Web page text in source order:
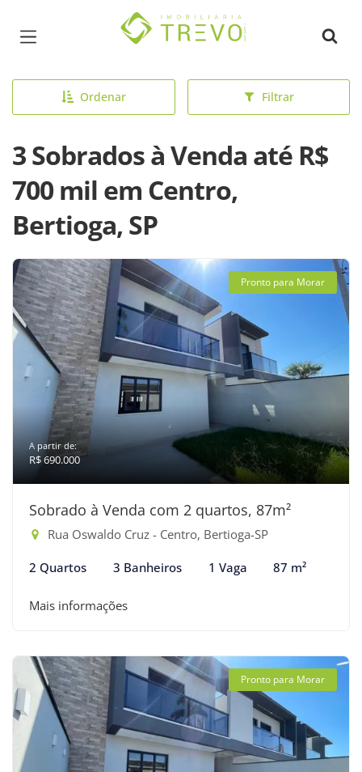
Página inicial
Ordenar Filtrar
3 Sobrados à Venda até R$
700 mil em Centro,
Bertioga, SP
Pronto para Morar
A partir de:
R$ 690.000
Sobrado à Venda com 2 quartos, 87m²
Rua Oswaldo Cruz - Centro, Bertioga-SP
2 Quartos 3 Banheiros 1 Vaga 87 m²
Mais informações
Pronto para Morar